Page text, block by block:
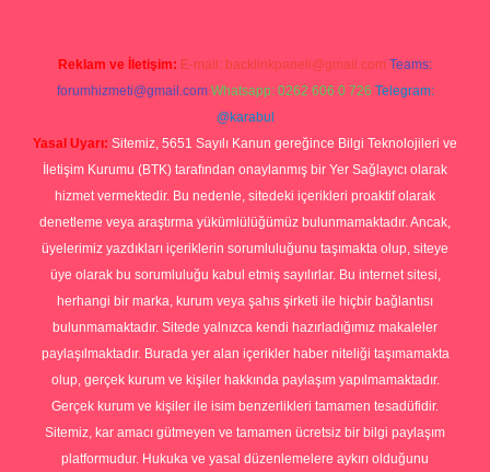
Reklam ve İletişim: E-mail: backlinkpaneli@gmail.com Teams:
forumhizmeti@gmail.com Whatsapp: 0262 606 0 726 Telegram:
@karabul
Yasal Uyarı: Sitemiz, 5651 Sayılı Kanun gereğince Bilgi Teknolojileri ve
İletişim Kurumu (BTK) tarafından onaylanmış bir Yer Sağlayıcı olarak
hizmet vermektedir. Bu nedenle, sitedeki içerikleri proaktif olarak
denetleme veya araştırma yükümlülüğümüz bulunmamaktadır. Ancak,
üyelerimiz yazdıkları içeriklerin sorumluluğunu taşımakta olup, siteye
üye olarak bu sorumluluğu kabul etmiş sayılırlar. Bu internet sitesi,
herhangi bir marka, kurum veya şahıs şirketi ile hiçbir bağlantısı
bulunmamaktadır. Sitede yalnızca kendi hazırladığımız makaleler
paylaşılmaktadır. Burada yer alan içerikler haber niteliği taşımamakta
olup, gerçek kurum ve kişiler hakkında paylaşım yapılmamaktadır.
Gerçek kurum ve kişiler ile isim benzerlikleri tamamen tesadüfidir.
Sitemiz, kar amacı gütmeyen ve tamamen ücretsiz bir bilgi paylaşım
platformudur. Hukuka ve yasal düzenlemelere aykırı olduğunu